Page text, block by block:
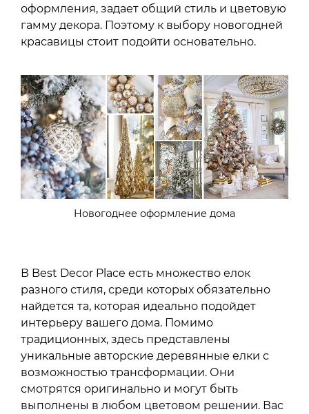
оформления, задает общий стиль и цветовую
гамму декора. Поэтому к выбору новогодней
красавицы стоит подойти основательно.
Новогоднее оформление дома
В Best Decor Place есть множество елок
разного стиля, среди которых обязательно
найдется та, которая идеально подойдет
интерьеру вашего дома. Помимо
традиционных, здесь представлены
уникальные авторские деревянные елки с
возможностью трансформации. Они
смотрятся оригинально и могут быть
выполнены в любом цветовом решении. Вас